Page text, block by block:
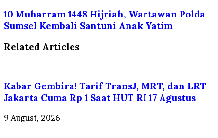
10 Muharram 1448 Hijriah, Wartawan Polda
Sumsel Kembali Santuni Anak Yatim
Related Articles
Kabar Gembira! Tarif TransJ, MRT, dan LRT
Jakarta Cuma Rp 1 Saat HUT RI 17 Agustus
9 August, 2026